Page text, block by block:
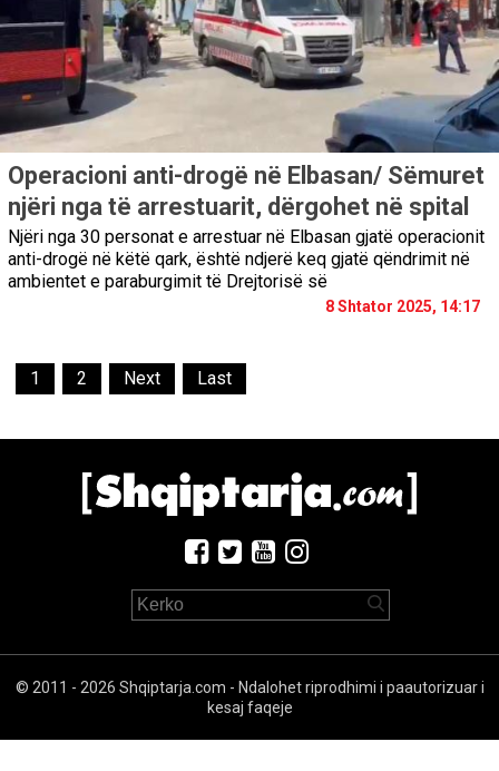
Operacioni anti-drogë në Elbasan/ Sëmuret
njëri nga të arrestuarit, dërgohet në spital
Njëri nga 30 personat e arrestuar në Elbasan gjatë operacionit
anti-drogë në këtë qark, është ndjerë keq gjatë qëndrimit në
ambientet e paraburgimit të Drejtorisë së
8 Shtator 2025, 14:17
1 2 Next Last
© 2011 - 2026 Shqiptarja.com - Ndalohet riprodhimi i paautorizuar i
kesaj faqeje